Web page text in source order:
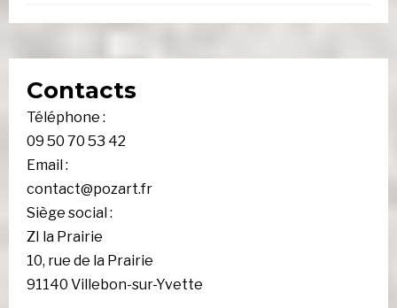
Contacts
Téléphone :
09 50 70 53 42
Email :
contact@pozart.fr
Siège social :
ZI la Prairie
10, rue de la Prairie
91140 Villebon-sur-Yvette